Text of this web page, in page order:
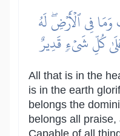
فِي ٱلۡأَرۡضِۖ لَهُ
كُلِّ شَيۡءٖ قَدِيرٌ
All that is in the
is in the earth
belongs the
belongs all
Capable of all